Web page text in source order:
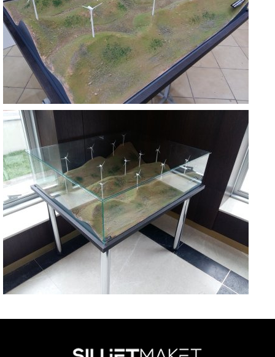
MAZIDAĞI RES
MARDİN
MARDİN